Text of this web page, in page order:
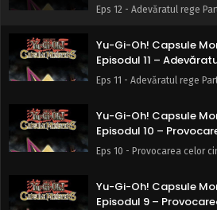
Eps 12 - Adevăratul rege
Yu-Gi-Oh! Capsule
Episodul 11 –
Eps 11 - Adevăratul rege
Yu-Gi-Oh! Capsule
Episodul 10 –
Eps 10 - Provocarea celor
Yu-Gi-Oh! Capsule
Episodul 9 –